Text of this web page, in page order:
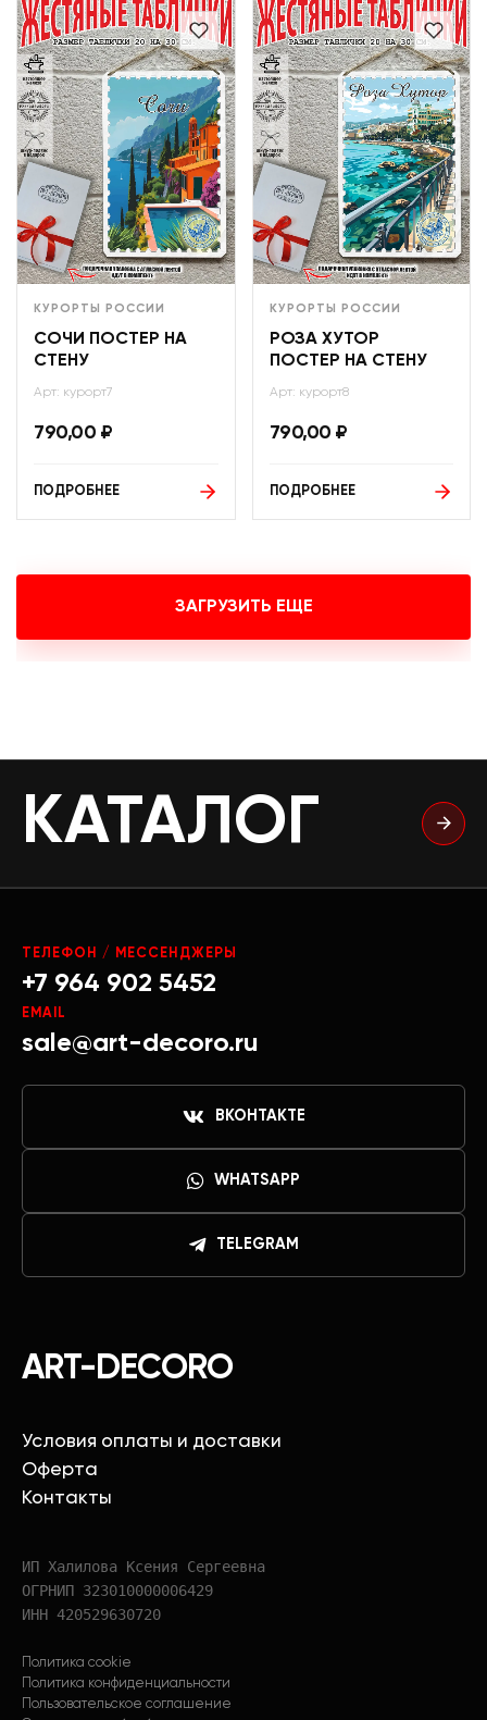
КУРОРТЫ РОССИИ
СОЧИ ПОСТЕР НА
СТЕНУ
Арт: курорт7
790,00 ₽
ПОДРОБНЕЕ
КУРОРТЫ РОССИИ
РОЗА ХУТОР
ПОСТЕР НА СТЕНУ
Арт: курорт8
790,00 ₽
ПОДРОБНЕЕ
ЗАГРУЗИТЬ ЕЩЕ
КАТАЛОГ
ART-DECORO
Условия оплаты и доставки
Оферта
Контакты
ИП Халилова Ксения Сергеевна
ОГРНИП 323010000006429
ИНН 420529630720
Политика cookie
Политика конфиденциальности
Пользовательское соглашение
ТЕЛЕФОН / МЕССЕНДЖЕРЫ
+7 964 902 5452
EMAIL
sale@art-decoro.ru
ВКОНТАКТЕ
WHATSAPP
TELEGRAM